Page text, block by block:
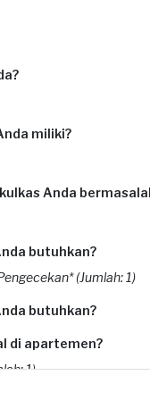
miliki?
Anda
butuhkan?
(Jumlah: 1)
butuhkan?
di apartemen?
1)